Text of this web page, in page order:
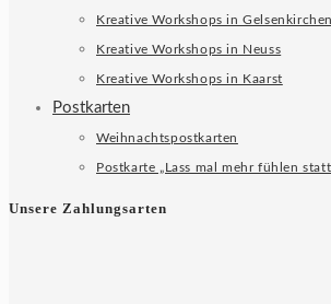
Kreative Workshops in Gelsenkirchen
Kreative Workshops in Neuss
Kreative Workshops in Kaarst
Postkarten
Weihnachtspostkarten
Postkarte „Lass mal mehr fühlen
Unsere Zahlungsarten